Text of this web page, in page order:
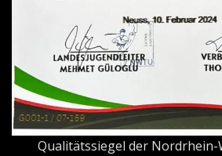
Qualitätssiegel der Nordrhein-